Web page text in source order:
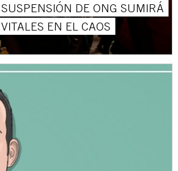
DE ONG SUMIRÁ
EN EL CAOS